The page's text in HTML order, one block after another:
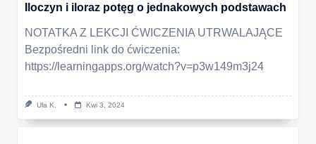
Iloczyn i iloraz potęg o jednakowych podstawach
NOTATKA Z LEKCJI ĆWICZENIA UTRWALAJĄCE
Bezpośredni link do ćwiczenia:
https://learningapps.org/watch?v=p3w149m3j24
Ula K. Kwi 3, 2024